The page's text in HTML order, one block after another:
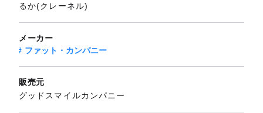
るか(クレーネル)
メーカー
ファット・カンパニー
販売元
グッドスマイルカンパニー